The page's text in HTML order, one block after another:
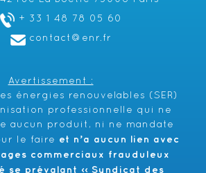
+ 33 1 48 78 05 60
contact@enr.fr
Avertissement :
énergies renouvelables (SER)
professionnelle qui ne
aucun produit, ni ne mandate
le faire et n’a aucun lien avec
commerciaux frauduleux
se prévalant ‹‹ Syndicat des